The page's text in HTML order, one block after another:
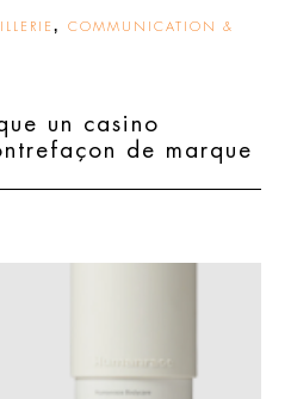
, COMMUNICATION &
un casino
de marque